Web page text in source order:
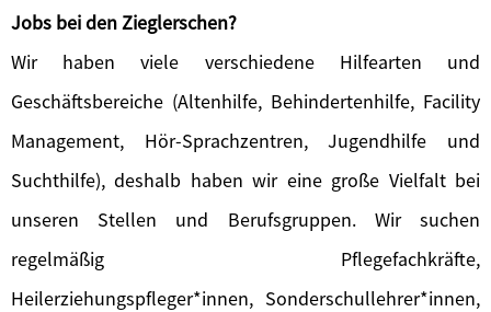
Jobs bei den Zieglerschen?
Wir haben viele verschiedene Hilfearten und
Geschäftsbereiche (Altenhilfe, Behindertenhilfe, Facility
Management, Hör-Sprachzentren, Jugendhilfe und
Suchthilfe), deshalb haben wir eine große Vielfalt bei
unseren Stellen und Berufsgruppen. Wir suchen
regelmäßig Pflegefachkräfte,
Heilerziehungspfleger*innen, Sonderschullehrer*innen,